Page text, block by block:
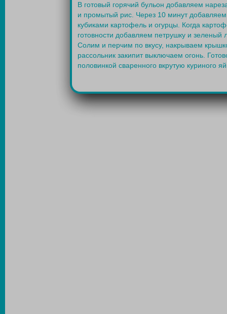
В готовый горячий бульон добавляем
и промытый рис. Через 10 минут
кубиками картофель и огурцы. Когда
готовности добавляем петрушку и зеленый
Солим и перчим по вкусу, накрываем
рассольник закипит выключаем огонь.
половинкой сваренного вкрутую куриного